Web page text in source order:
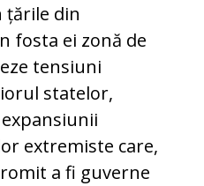
țările din
fosta ei zonă de
tensiuni
statelor,
extremiste care,
a fi guverne